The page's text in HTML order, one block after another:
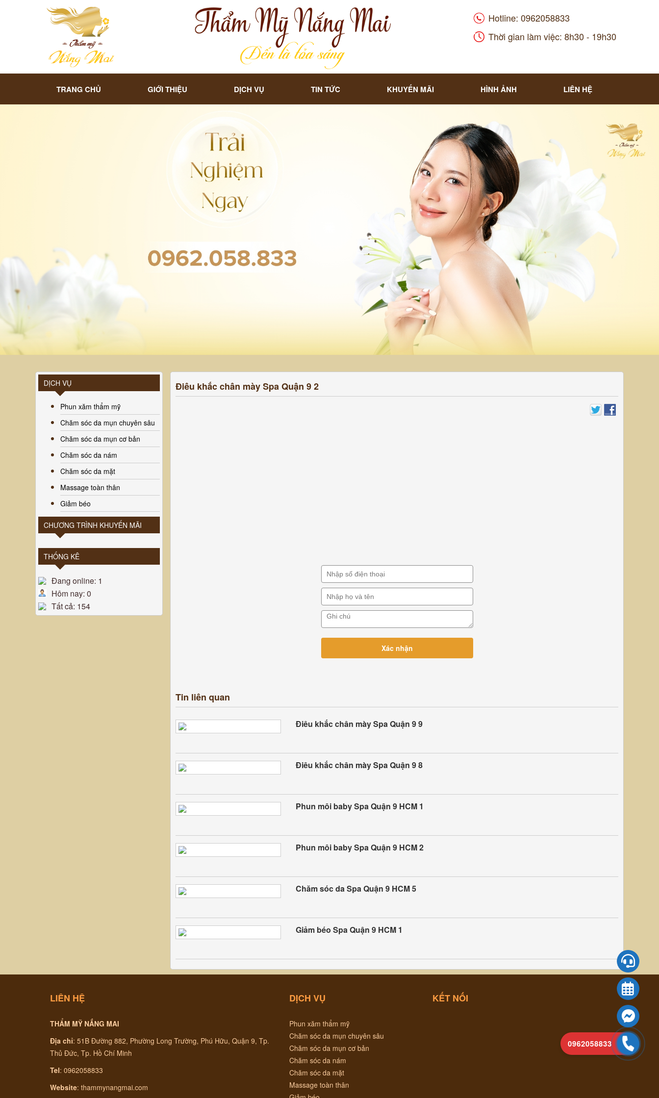
Hotline: 0962058833
Thời gian làm việc: 8h30 - 19h30
TRANG CHỦ GIỚI THIỆU DỊCH VỤ TIN TỨC KHUYẾN MÃI HÌNH ẢNH LIÊN HỆ
DỊCH VỤ
Phun xăm thẩm mỹ
Chăm sóc da mụn chuyên sâu
Chăm sóc da mụn cơ bản
Chăm sóc da nám
Chăm sóc da mặt
Massage toàn thân
Giảm béo
CHƯƠNG TRÌNH KHUYẾN MÃI
THỐNG KÊ
Đang online: 1
Hôm nay: 0
Tất cả: 154
Điêu khắc chân mày Spa Quận 9 2
Tin liên quan
Điêu khắc chân mày Spa Quận 9 9
Điêu khắc chân mày Spa Quận 9 8
Phun môi baby Spa Quận 9 HCM 1
Phun môi baby Spa Quận 9 HCM 2
Chăm sóc da Spa Quận 9 HCM 5
Giảm béo Spa Quận 9 HCM 1
LIÊN HỆ
THẨM MỸ NẮNG MAI
Địa chỉ: 51B Đường 882, Phường Long Trường, Phú Hữu, Quận 9, Tp.
Thủ Đức, Tp. Hồ Chí Minh
Tel: 0962058833
Website: thammynangmai.com
DỊCH VỤ
Phun xăm thẩm mỹ
Chăm sóc da mụn chuyên sâu
Chăm sóc da mụn cơ bản
Chăm sóc da nám
Chăm sóc da mặt
Massage toàn thân
KẾT NỐI
0962058833